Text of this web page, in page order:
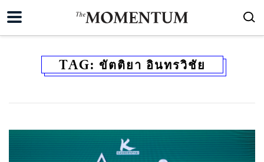
TAG: ขัตติยา อินทรวิชัย